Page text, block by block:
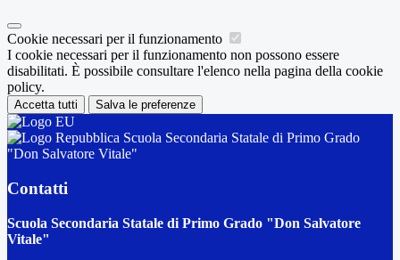
Cookie necessari per il funzionamento
I cookie necessari per il funzionamento non possono essere
disabilitati. È possibile consultare l'elenco nella pagina della cookie
policy.
Accetta tutti Salva le preferenze
Scuola Secondaria Statale di Primo Grado
"Don Salvatore Vitale"
Contatti
Scuola Secondaria Statale di Primo Grado "Don Salvatore
Vitale"